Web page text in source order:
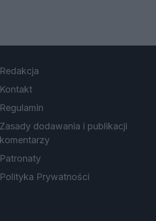
Redakcja
Kontakt
Regulamin
Zasady dodawania i publikacji
komentarzy
Patronaty
Polityka Prywatności